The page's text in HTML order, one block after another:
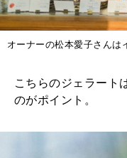
オーナーの松本愛子さんは
こちらのジェラート
のがポイント。